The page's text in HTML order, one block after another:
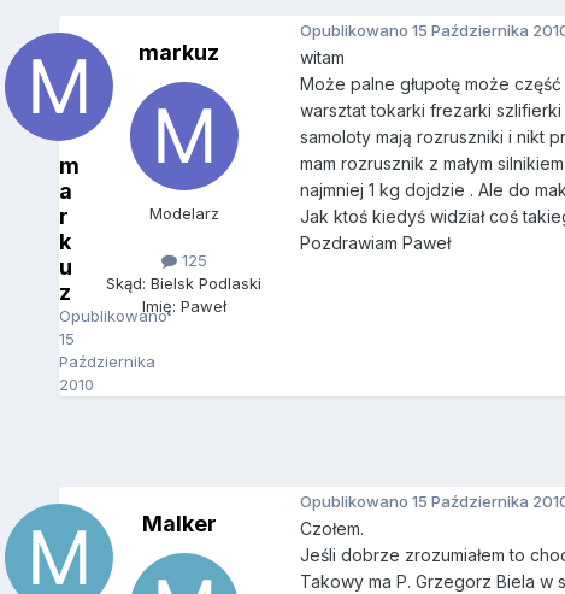
m
a
r
k
u
z
Opublikowano
15
Października
2010
markuz
Modelarz
125
Skąd: Bielsk Podlaski
Imię: Paweł
Opublikowano 15 Października
witam
Może palne głupotę może
warsztat tokarki frezarki szlifierki
samoloty mają rozruszniki i nikt
mam rozrusznik z małym
najmniej 1 kg dojdzie . Ale do
Jak ktoś kiedyś widział coś
Pozdrawiam Paweł
Malker
Opublikowano 15 Października
Czołem.
Jeśli dobrze zrozumiałem to
Takowy ma P. Grzegorz Biela w